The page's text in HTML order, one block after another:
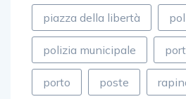
piazza della libertà
polizia municipale
porto poste